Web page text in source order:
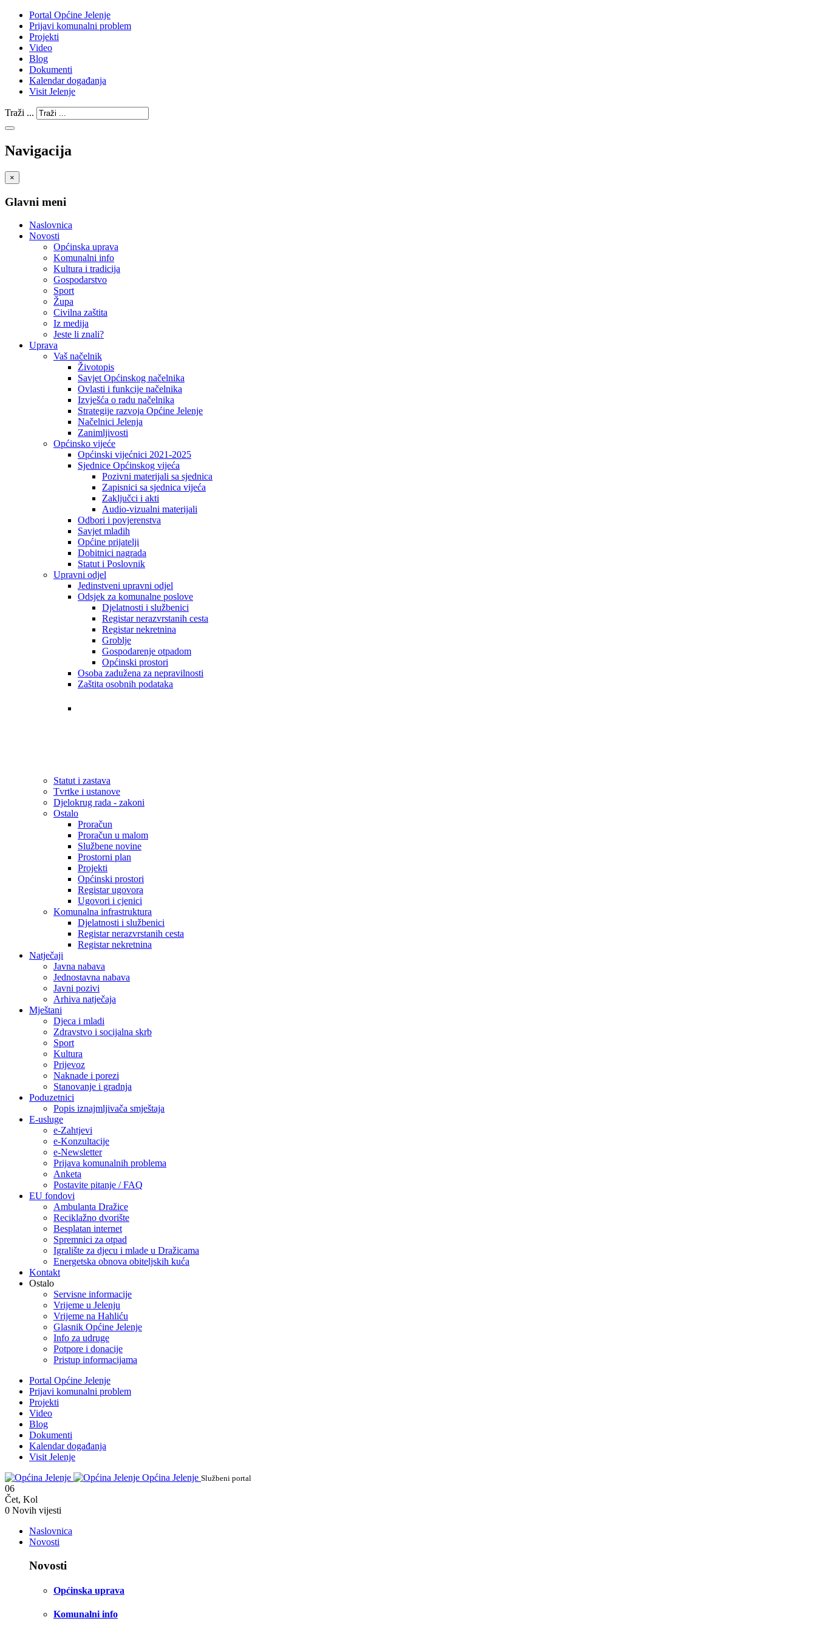
Portal Općine Jelenje
Prijavi komunalni problem
Projekti
Video
Blog
Dokumenti
Kalendar događanja
Visit Jelenje
Traži ...
Navigacija
×
Glavni meni
Naslovnica
Novosti
Općinska uprava
Komunalni info
Kultura i tradicija
Gospodarstvo
Sport
Župa
Civilna zaštita
Iz medija
Jeste li znali?
Uprava
Vaš načelnik
Životopis
Savjet Općinskog načelnika
Ovlasti i funkcije načelnika
Izvješća o radu načelnika
Strategije razvoja Općine Jelenje
Načelnici Jelenja
Zanimljivosti
Općinsko vijeće
Općinski vijećnici 2021-2025
Sjednice Općinskog vijeća
Pozivni materijali sa sjednica
Zapisnici sa sjednica vijeća
Zaključci i akti
Audio-vizualni materijali
Odbori i povjerenstva
Savjet mladih
Općine prijatelji
Dobitnici nagrada
Statut i Poslovnik
Upravni odjel
Jedinstveni upravni odjel
Odsjek za komunalne poslove
Djelatnosti i službenici
Registar nerazvrstanih cesta
Registar nekretnina
Groblje
Gospodarenje otpadom
Općinski prostori
Osoba zadužena za nepravilnosti
Zaštita osobnih podataka
Statut i zastava
Tvrtke i ustanove
Djelokrug rada - zakoni
Ostalo
Proračun
Proračun u malom
Službene novine
Prostorni plan
Projekti
Općinski prostori
Registar ugovora
Ugovori i cjenici
Komunalna infrastruktura
Djelatnosti i službenici
Registar nerazvrstanih cesta
Registar nekretnina
Natječaji
Javna nabava
Jednostavna nabava
Javni pozivi
Arhiva natječaja
Mještani
Djeca i mladi
Zdravstvo i socijalna skrb
Sport
Kultura
Prijevoz
Naknade i porezi
Stanovanje i gradnja
Poduzetnici
Popis iznajmljivača smještaja
E-usluge
e-Zahtjevi
e-Konzultacije
e-Newsletter
Prijava komunalnih problema
Anketa
Postavite pitanje / FAQ
EU fondovi
Ambulanta Dražice
Reciklažno dvorište
Besplatan internet
Spremnici za otpad
Igralište za djecu i mlade u Dražicama
Energetska obnova obiteljskih kuća
Kontakt
Ostalo
Servisne informacije
Vrijeme u Jelenju
Vrijeme na Hahliću
Glasnik Općine Jelenje
Info za udruge
Potpore i donacije
Pristup informacijama
Portal Općine Jelenje
Prijavi komunalni problem
Projekti
Video
Blog
Dokumenti
Kalendar događanja
Visit Jelenje
Općina Jelenje Službeni portal
06
Čet, Kol
0 Novih vijesti
Naslovnica
Novosti
Novosti
Općinska uprava
Komunalni info